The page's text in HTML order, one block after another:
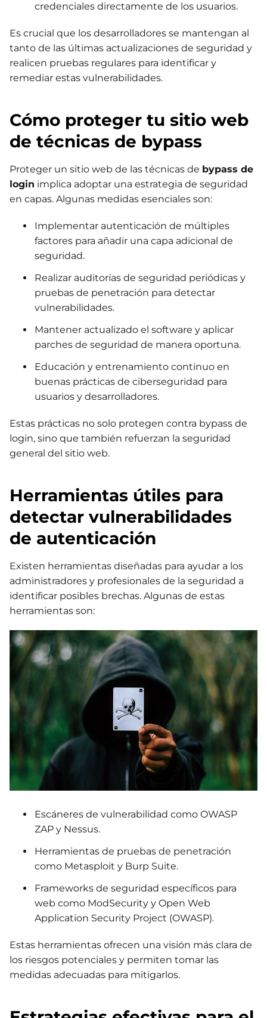
credenciales directamente de los usuarios.
Es crucial que los desarrolladores se mantengan al
tanto de las últimas actualizaciones de seguridad y
realicen pruebas regulares para identificar y
remediar estas vulnerabilidades.
Cómo proteger tu sitio web
de técnicas de bypass
Proteger un sitio web de las técnicas de bypass de
login implica adoptar una estrategia de seguridad
en capas. Algunas medidas esenciales son:
Implementar autenticación de múltiples
factores para añadir una capa adicional de
seguridad.
Realizar auditorías de seguridad periódicas y
pruebas de penetración para detectar
vulnerabilidades.
Mantener actualizado el software y aplicar
parches de seguridad de manera oportuna.
Educación y entrenamiento continuo en
buenas prácticas de ciberseguridad para
usuarios y desarrolladores.
Estas prácticas no solo protegen contra bypass de
login, sino que también refuerzan la seguridad
general del sitio web.
Herramientas útiles para
detectar vulnerabilidades
de autenticación
Existen herramientas diseñadas para ayudar a los
administradores y profesionales de la seguridad a
identificar posibles brechas. Algunas de estas
herramientas son:
Escáneres de vulnerabilidad como OWASP
ZAP y Nessus.
Herramientas de pruebas de penetración
como Metasploit y Burp Suite.
Frameworks de seguridad específicos para
web como ModSecurity y Open Web
Application Security Project (OWASP).
Estas herramientas ofrecen una visión más clara de
los riesgos potenciales y permiten tomar las
medidas adecuadas para mitigarlos.